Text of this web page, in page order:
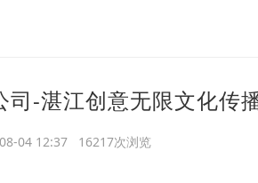
司-湛江创意无限文化传
04 12:37 16217次浏览